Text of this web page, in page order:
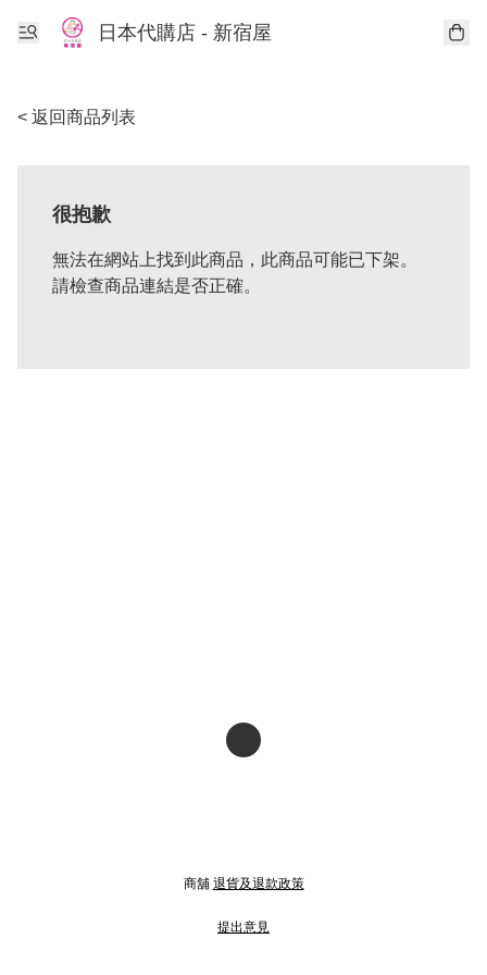
日本代購店 - 新宿屋
< 返回商品列表
很抱歉
無法在網站上找到此商品，此商品可能已下架。
請檢查商品連結是否正確。
商舖 退貨及退款政策
提出意見